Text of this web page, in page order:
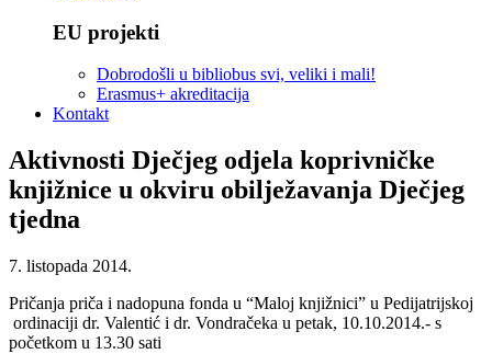
EU projekti
Dobrodošli u bibliobus svi, veliki i mali!
Erasmus+ akreditacija
Kontakt
Aktivnosti Dječjeg odjela koprivničke
knjižnice u okviru obilježavanja Dječjeg
tjedna
7. listopada 2014.
Pričanja priča i nadopuna fonda u “Maloj knjižnici” u Pedijatrijskoj
ordinaciji dr. Valentić i dr. Vondračeka u petak, 10.10.2014.- s
početkom u 13.30 sati